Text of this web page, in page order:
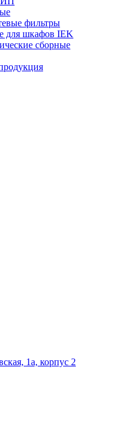
фильтры
для шкафов IEK
сборные
1а, корпус 2